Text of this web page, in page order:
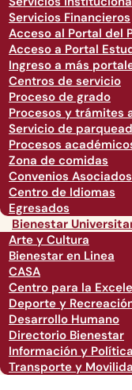
Servicios Financieros
Acceso al Portal del
Acceso a Portal
Ingreso a más
Centros de servicio
Proceso de grado
Procesos y trámites
Servicio de
Procesos
Zona de comidas
Convenios Asociados
Centro de Idiomas
Egresados
Bienestar
Arte y Cultura
Bienestar en Linea
CASA
Centro para la
Deporte y
Desarrollo Humano
Directorio Bienestar
Información y
Transporte y